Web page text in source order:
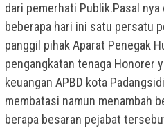
dari pemerhati Publik.Pasal
beberapa hari ini satu persatu
panggil pihak Aparat Penegak
pengangkatan tenaga Honorer
keuangan APBD kota
membatasi namun menambah
berapa besaran pejabat